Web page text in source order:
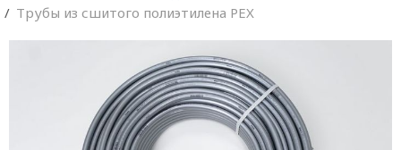
Трубы из сшитого полиэтилена PEX